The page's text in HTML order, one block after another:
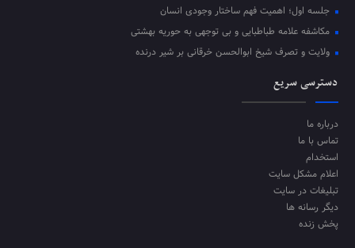
جلسه اول؛ اهمیت فهم ساختار وجودی انسان
مکاشفه علامه طباطبایی و بی توجهی به حوریه بهشتی
ولایت و تصرف شیخ ابوالحسن خرقانی بر شیر درنده
دسترسی سریع
درباره ما
تماس با ما
استخدام
اعلام مشکل سایت
تبلیغات در سایت
دیگر رسانه ها
پخش زنده